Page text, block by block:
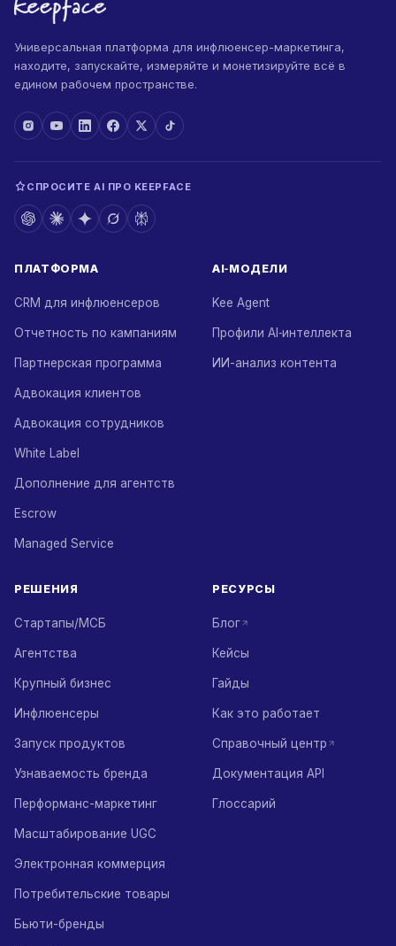
Универсальная платформа для инфлюенсер-маркетинга,
находите, запускайте, измеряйте и монетизируйте всё в
едином рабочем пространстве.
СПРОСИТЕ AI ПРО KEEPFACE
ПЛАТФОРМА
CRM для инфлюенсеров
Отчетность по кампаниям
Партнерская программа
Адвокация клиентов
Адвокация сотрудников
White Label
Дополнение для агентств
Escrow
Managed Service
AI‑МОДЕЛИ
Kee Agent
Профили AI‑интеллекта
ИИ-анализ контента
РЕШЕНИЯ
Стартапы/МСБ
Агентства
Крупный бизнес
Инфлюенсеры
Запуск продуктов
Узнаваемость бренда
Перформанс-маркетинг
Масштабирование UGC
Электронная коммерция
Потребительские товары
Бьюти-бренды
РЕСУРСЫ
Блог
Кейсы
Гайды
Как это работает
Справочный центр
Документация API
Глоссарий